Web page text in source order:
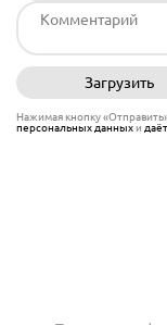
Загрузить
Нажимая кнопку
персональных данныхи